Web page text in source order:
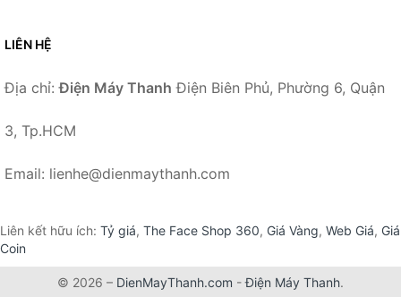
LIÊN HỆ
Địa chỉ:Điện Máy Thanh Điện Biên Phủ, Phường 6, Quận
3, Tp.HCM
Email: lienhe@dienmaythanh.com
Liên kết hữu ích: Tỷ giá, The Face Shop 360, Giá Vàng, Web Giá, Giá
Coin
© 2026 – DienMayThanh.com -Điện Máy Thanh.